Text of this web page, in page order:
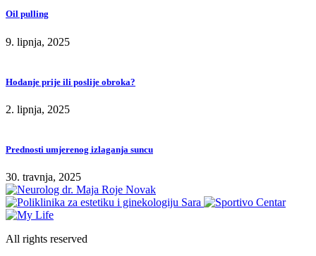
Oil pulling
9. lipnja, 2025
Hodanje prije ili poslije obroka?
2. lipnja, 2025
Prednosti umjerenog izlaganja suncu
30. travnja, 2025
All rights reserved